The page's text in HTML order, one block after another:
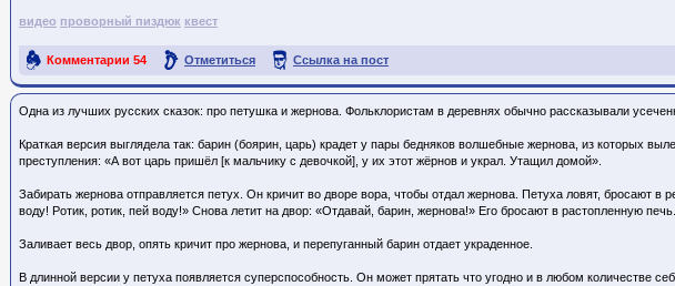
видео проворный пиздюк квест
Комментарии 54 Отметиться Ссылка на пост
Одна из лучших русских сказок: про петушка и жернова. Фольклористам в деревнях обычно рассказывали
Краткая версия выглядела так: барин (боярин, царь) крадет у пары бедняков волшебные жернова, из которых
преступления: «А вот царь пришёл [к мальчику с девочкой], у их этот жёрнов и украл. Утащил домой».
Забирать жернова отправляется петух. Он кричит во дворе вора, чтобы отдал жернова. Петуха ловят, бросают в
воду! Ротик, ротик, пей воду!» Снова летит на двор: «Отдавай, барин, жернова!» Его бросают в растопленную
Заливает весь двор, опять кричит про жернова, и перепуганный барин отдает украденное.
В длинной версии у петуха появляется суперспособность. Он может прятать что угодно и в любом количестве